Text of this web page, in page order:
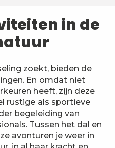
in de
zoekt, bieden de
En omdat niet
heeft, zijn deze
rustige als sportieve
begeleiding van
Tussen het dal en
avonturen je weer in